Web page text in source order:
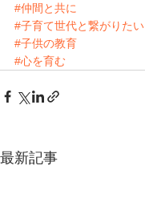
#仲間と共に
#子育て世代と繋がりたい
#子供の教育
#心を育む
最新記事